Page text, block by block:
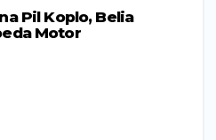
Pil Koplo, Belia
Motor